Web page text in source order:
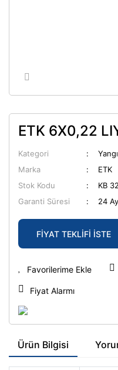
ETK 6X0,22
Kategori
Marka
ETK
Stok Kodu
KB
Garanti Süresi
24 Ay
FİYAT TEKLİFİ İSTE
Fiyat Alarmı
Ürün Bilgisi